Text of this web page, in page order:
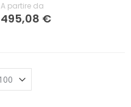
A partire da
495,08 €